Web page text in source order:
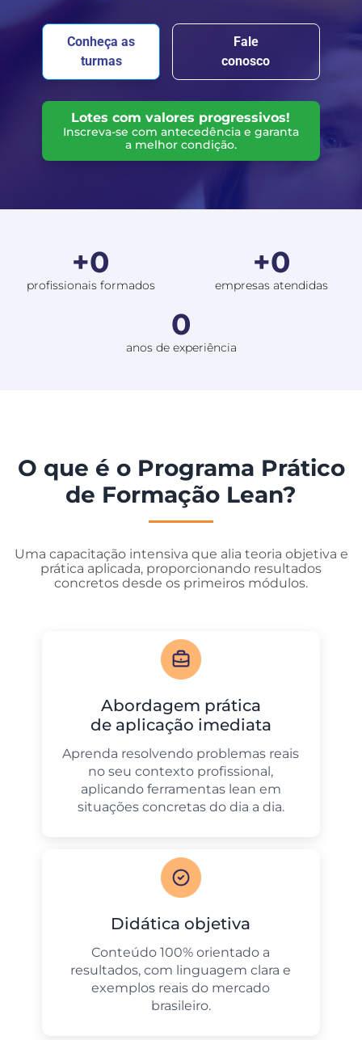
Conheça as
turmas
Fale
conosco
Lotes com valores progressivos!
Inscreva-se com antecedência e garanta
a melhor condição.
+0
profissionais formados
+0
empresas atendidas
0
anos de experiência
O que é o Programa Prático
de Formação Lean?
Uma capacitação intensiva que alia teoria objetiva e
prática aplicada, proporcionando resultados
concretos desde os primeiros módulos.
Abordagem prática
de aplicação imediata
Aprenda resolvendo problemas reais
no seu contexto profissional,
aplicando ferramentas lean em
situações concretas do dia a dia.
Didática objetiva
Conteúdo 100% orientado a
resultados, com linguagem clara e
exemplos reais do mercado
brasileiro.